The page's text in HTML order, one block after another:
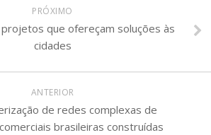
PRÓXIMO
projetos que ofereçam soluções às
cidades
ANTERIOR
de redes complexas de
brasileiras construídas